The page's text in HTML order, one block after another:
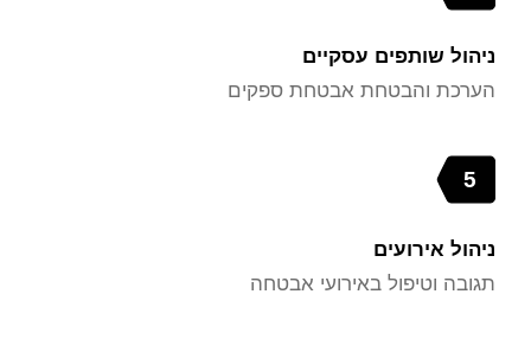
ניהול שותפים עסקיים
הערכת והבטחת אבטחת ספקים
5
ניהול אירועים
תגובה וטיפול באירועי אבטחה